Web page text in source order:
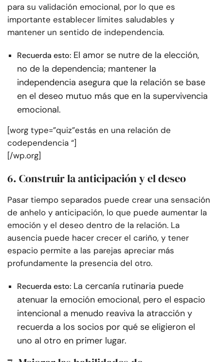
para su validación emocional, por lo que es
importante establecer límites saludables y
mantener un sentido de independencia.
Recuerda esto: El amor se nutre de la elección,
no de la dependencia; mantener la
independencia asegura que la relación se base
en el deseo mutuo más que en la supervivencia
emocional.
[worg type=”quiz”estás en una relación de
codependencia “]
[/wp.org]
6. Construir la anticipación y el deseo
Pasar tiempo separados puede crear una sensación
de anhelo y anticipación, lo que puede aumentar la
emoción y el deseo dentro de la relación. La
ausencia puede hacer crecer el cariño, y tener
espacio permite a las parejas apreciar más
profundamente la presencia del otro.
Recuerda esto: La cercanía rutinaria puede
atenuar la emoción emocional, pero el espacio
intencional a menudo reaviva la atracción y
recuerda a los socios por qué se eligieron el
uno al otro en primer lugar.